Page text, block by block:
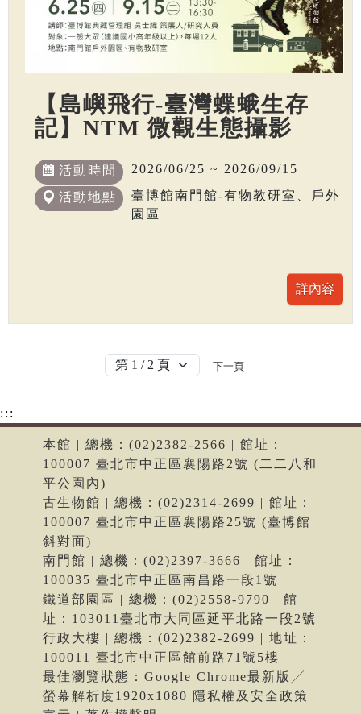
【島嶼飛行-臺灣蝶蛾生存
記】NTM 微觀生態攝影
活動時間 2026/06/25 ~ 2026/09/15
活動地點
臺博館南門館-有物教研室、戶外
園區
下一頁
:::
本館 | 總機：(02)2382-2566 | 館址：
100007 臺北市中正區襄陽路2號 (二二八和
平公園內)
古生物館 | 總機：(02)2314-2699 | 館址：
100007 臺北市中正區襄陽路25號 (臺博館
斜對面)
南門館 | 總機：(02)2397-3666 | 館址：
100035 臺北市中正區南昌路一段1號
鐵道部園區 | 總機：(02)2558-9790 | 館
址：103011臺北市大同區延平北路一段2號
行政大樓 | 總機：(02)2382-2699 | 地址：
100011 臺北市中正區館前路71號5樓
最佳瀏覽狀態：Google Chrome最新版╱
螢幕解析度1920x1080 隱私權及安全政策